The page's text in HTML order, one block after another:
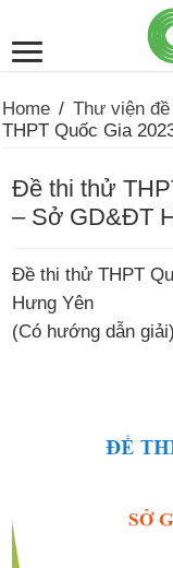
Home / Thư viện đề
THPT Quốc Gia
Đề thi thử
– Sở GD&ĐT
Đề thi thử THPT
Hưng Yên
(Có hướng dẫn giải)